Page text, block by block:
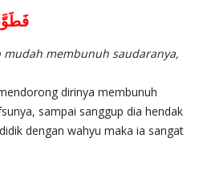
membunuh saudaranya,
dirinya membunuh
sampai sanggup dia hendak
dengan wahyu maka ia sangat